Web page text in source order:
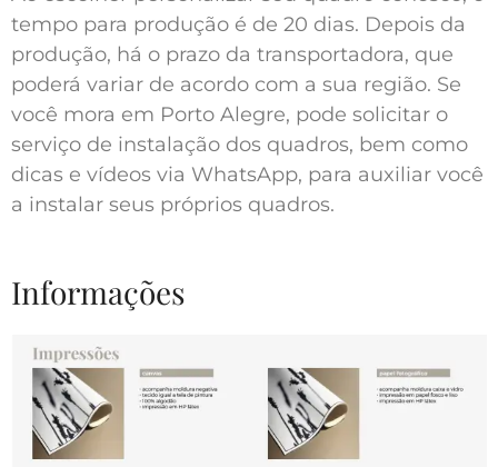
tempo para produção é de 20 dias. Depois da
produção, há o prazo da transportadora, que
poderá variar de acordo com a sua região. Se
você mora em Porto Alegre, pode solicitar o
serviço de instalação dos quadros, bem como
dicas e vídeos via WhatsApp, para auxiliar você
a instalar seus próprios quadros.
Informações